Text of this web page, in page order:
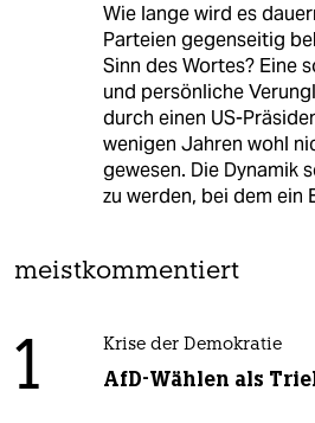
Wie lange wird es
Parteien gegenseitig
Sinn des Wortes? Eine
und persönliche
durch einen US-
wenigen Jahren wohl
gewesen. Die Dynamik
zu werden, bei dem ein
meistkommentiert
1 Krise der Demokratie
AfD-Wählen als